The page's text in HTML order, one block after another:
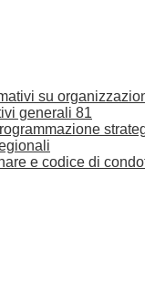
su
generali 81
e codice di